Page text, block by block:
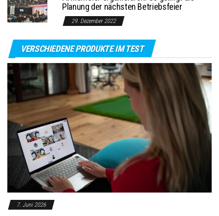
Planung der nächsten Betriebsfeier
29. Dezember 2022
VERSCHIEDENE PRODUKTE IM TEST
7. Juni 2026